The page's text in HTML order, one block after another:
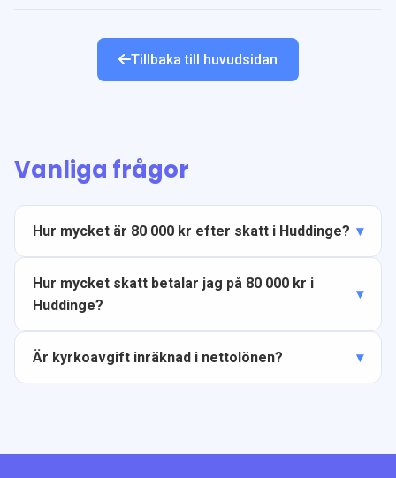
Tillbaka till huvudsidan
Vanliga frågor
Hur mycket är 80 000 kr efter skatt i Huddinge?
Hur mycket skatt betalar jag på 80 000 kr i
Huddinge?
Är kyrkoavgift inräknad i nettolönen?